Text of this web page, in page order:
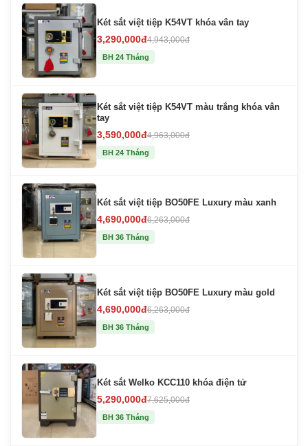
Két sắt việt tiệp K54VT khóa vân tay
3,290,000đ4,943,000đ
BH 24 Tháng
Két sắt việt tiệp K54VT màu trắng khóa vân
tay
3,590,000đ4,963,000đ
BH 24 Tháng
Két sắt việt tiệp BO50FE Luxury màu xanh
4,690,000đ6,263,000đ
BH 36 Tháng
Két sắt việt tiệp BO50FE Luxury màu gold
4,690,000đ6,263,000đ
BH 36 Tháng
Két sắt Welko KCC110 khóa điện tử
5,290,000đ7,625,000đ
BH 36 Tháng